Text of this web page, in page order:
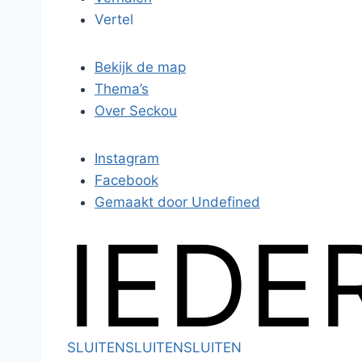
Vertel
Bekijk de map
Thema’s
Over Seckou
Instagram
Facebook
Gemaakt door Undefined
SLUITENSLUITENSLUITEN